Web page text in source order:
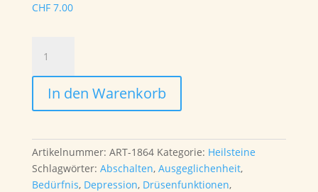
CHF7.00
Quarzit
Trommelstein
Menge
In den Warenkorb
Artikelnummer: ART-1864 Kategorie: Heilsteine
Schlagwörter: Abschalten, Ausgeglichenheit,
Bedürfnis, Depression, Drüsenfunktionen,